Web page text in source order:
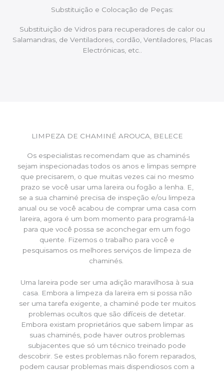
Substituição e Colocação de Peças:
Substituição de Vidros para recuperadores de calor ou
Salamandras, de Ventiladores, cordão, Ventiladores, Placas
Electrónicas, etc..
LIMPEZA DE CHAMINÉ AROUCA, BELECE
Os especialistas recomendam que as chaminés
sejam inspecionadas todos os anos e limpas sempre
que precisarem, o que muitas vezes cai no mesmo
prazo se você usar uma lareira ou fogão a lenha. E,
se a sua chaminé precisa de inspeção e/ou limpeza
anual ou se você acabou de comprar uma casa com
lareira, agora é um bom momento para programá-la
para que você possa se aconchegar em um fogo
quente. Fizemos o trabalho para você e
pesquisamos os melhores serviços de limpeza de
chaminés.
Uma lareira pode ser uma adição maravilhosa à sua
casa. Embora a limpeza da lareira em si possa não
ser uma tarefa exigente, a chaminé pode ter muitos
problemas ocultos que são difíceis de detetar.
Embora existam proprietários que sabem limpar as
suas chaminés, pode haver outros problemas
subjacentes que só um técnico treinado pode
descobrir. Se estes problemas não forem reparados,
podem causar problemas mais dispendiosos com a